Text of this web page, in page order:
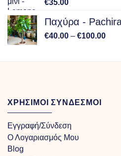
€35.00
Παχύρα -
€40.00 – €100.00Price
ΧΡΗΣΙΜΟΙ ΣΥΝΔΕΣΜΟΙ
Εγγραφή/Σύνδεση
Ο Λογαριασμός Μου
Blog